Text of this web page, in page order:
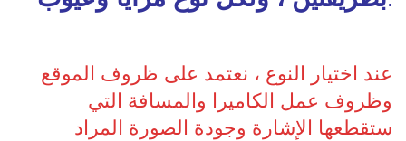
عند اختيار النوع ، نعتمد على ظروف الموقع
وظروف عمل الكاميرا والمسافة التي
ستقطعها الإشارة وجودة الصورة المراد